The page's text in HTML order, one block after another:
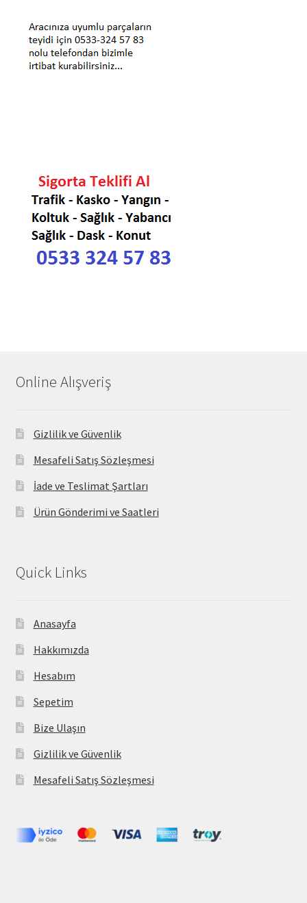
Online Alışveriş
Gizlilik ve Güvenlik
Mesafeli Satış Sözleşmesi
İade ve Teslimat Şartları
Ürün Gönderimi ve Saatleri
Quick Links
Anasayfa
Hakkımızda
Hesabım
Sepetim
Bize Ulaşın
Gizlilik ve Güvenlik
Mesafeli Satış Sözleşmesi